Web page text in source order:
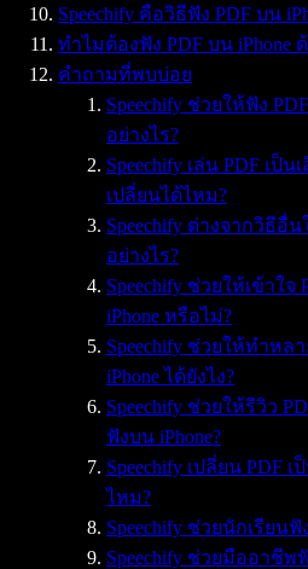
Speechify คือวิธีฟัง PDF บน
ทำไมต้องฟัง PDF บน iPhone ด้
คำถามที่พบบ่อย
Speechify ช่วยให้ฟัง
อย่างไร?
Speechify เล่น PDF เป็น
เปลี่ยนได้ไหม?
Speechify ต่างจากวิธีอื่
อย่างไร?
Speechify ช่วยให้เข้าใ
iPhone หรือไม่?
Speechify ช่วยให้ทำห
iPhone ได้ยังไง?
Speechify ช่วยให้รีวิว
ฟังบน iPhone?
Speechify เปลี่ยน PDF เ
ไหม?
Speechify ช่วยนักเรียนฟั
Speechify ช่วยมืออาชีพ